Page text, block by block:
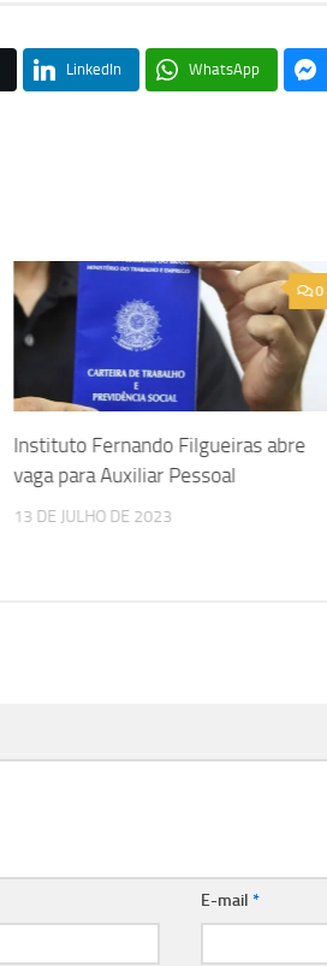
LinkedIn WhatsApp
0
Instituto Fernando Filgueiras abre
vaga para Auxiliar Pessoal
13 DE JULHO DE 2023
E-mail*